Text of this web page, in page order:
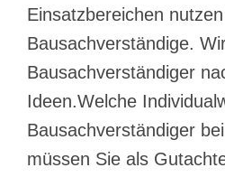
Einsatzbereichen
Bausachverständige.
Bausachverständiger
Ideen.Welche
Bausachverständiger
müssen Sie als